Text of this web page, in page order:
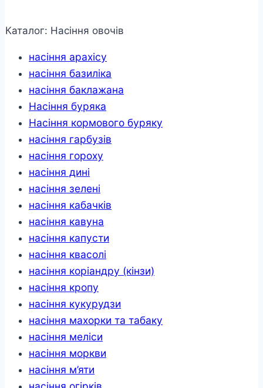
Каталог: Насіння овочів
насіння арахісу
насіння базиліка
насіння баклажана
Насіння буряка
Насіння кормового буряку
насіння гарбузів
насіння гороху
насіння дині
насіння зелені
насіння кабачків
насіння кавуна
насіння капусти
насіння квасолі
насіння коріандру (кінзи)
насіння кропу
насіння кукурудзи
насіння махорки та табаку
насіння меліси
насіння моркви
насіння м’яти